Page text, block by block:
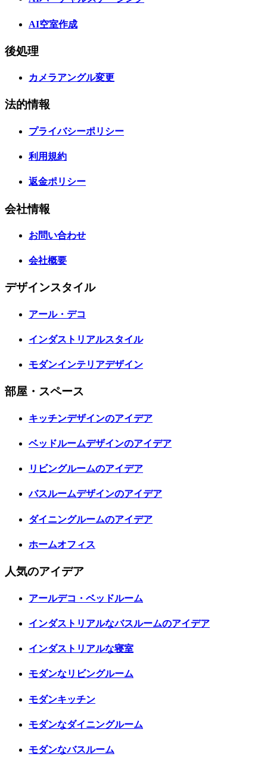
AI空室作成
後処理
カメラアングル変更
法的情報
プライバシーポリシー
利用規約
返金ポリシー
会社情報
お問い合わせ
会社概要
デザインスタイル
アール・デコ
インダストリアルスタイル
モダンインテリアデザイン
部屋・スペース
キッチンデザインのアイデア
ベッドルームデザインのアイデア
リビングルームのアイデア
バスルームデザインのアイデア
ダイニングルームのアイデア
ホームオフィス
人気のアイデア
アールデコ・ベッドルーム
インダストリアルなバスルームのアイデア
インダストリアルな寝室
モダンなリビングルーム
モダンキッチン
モダンなダイニングルーム
モダンなバスルーム